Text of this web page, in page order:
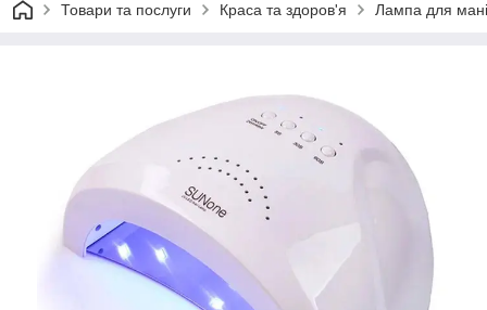
Товари та послуги Краса та здоров'я Лампа для